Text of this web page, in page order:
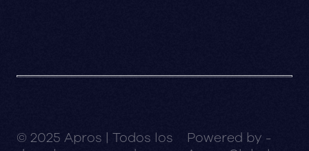
© 2025 Apros | Todos los
Powered by -